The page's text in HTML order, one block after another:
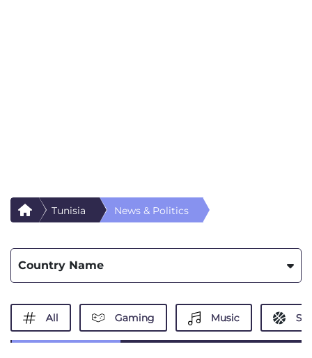
Tunisia News & Politics
Country Name
All Gaming Music